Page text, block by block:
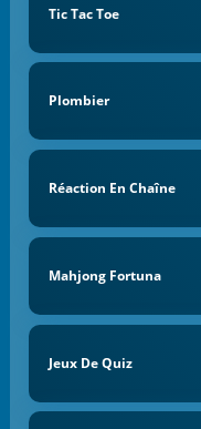
Tic Tac Toe
Plombier
Réaction En Chaîne
Mahjong Fortuna
Jeux De Quiz